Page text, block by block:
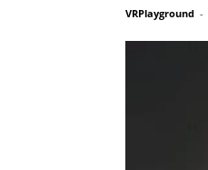
VRPlayground -